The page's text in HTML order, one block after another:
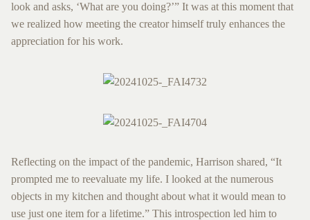
look and asks, ‘What are you doing?’” It was at this moment that
we realized how meeting the creator himself truly enhances the
appreciation for his work.
Reflecting on the impact of the pandemic, Harrison shared, “It
prompted me to reevaluate my life. I looked at the numerous
objects in my kitchen and thought about what it would mean to
use just one item for a lifetime.” This introspection led him to